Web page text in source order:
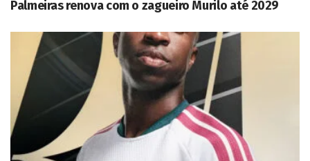
Palmeiras renova com o zagueiro Murilo até 2029